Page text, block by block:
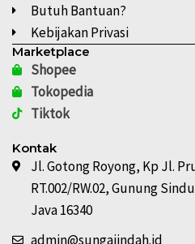
Butuh Bantuan?
Kebijakan Privasi
Marketplace
Shopee
Tokopedia
Tiktok
Kontak
Jl. Gotong Royong, Kp Jl.
RT.002/RW.02, Gunung
Java 16340
admin@sungaiindah.id